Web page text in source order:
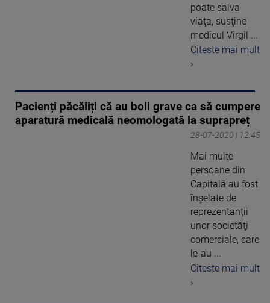
poate salva
viaţa, susţine
medicul Virgil ...
Citeste mai mult
›
Pacienți păcăliți că au boli grave ca să cumpere
aparatură medicală neomologată la suprapreț
28-07-2020 | 12:45
Mai multe
persoane din
Capitală au fost
înşelate de
reprezentanţii
unor societăţi
comerciale, care
le-au ...
Citeste mai mult
›